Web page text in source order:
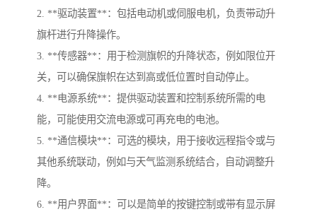
2. **驱动装置**：包括电动机或伺服电机，负责带动升
旗杆进行升降操作。
3. **传感器**：用于检测旗帜的升降状态，例如限位开
关，可以确保旗帜在达到高或低位置时自动停止。
4. **电源系统**：提供驱动装置和控制系统所需的电
能，可能使用交流电源或可再充电的电池。
5. **通信模块**：可选的模块，用于接收远程指令或与
其他系统联动，例如与天气监测系统结合，自动调整升
降。
6. **用户界面**：可以是简单的按键控制或带有显示屏